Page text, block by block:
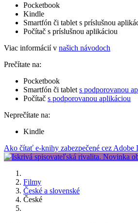
Pocketbook
Kindle
Smartfón či tablet s príslušnou
Počítač s príslušnou aplikáciou
Viac informácií v našich návodoch
Prečítate na:
Pocketbook
Smartfón či tablet s podporovanou
Počítač s podporovanou aplikáciou
Neprečítate na:
Kindle
Ako čítať e-knihy zabezpečené cez Adobe
Filmy
České a slovenské
České